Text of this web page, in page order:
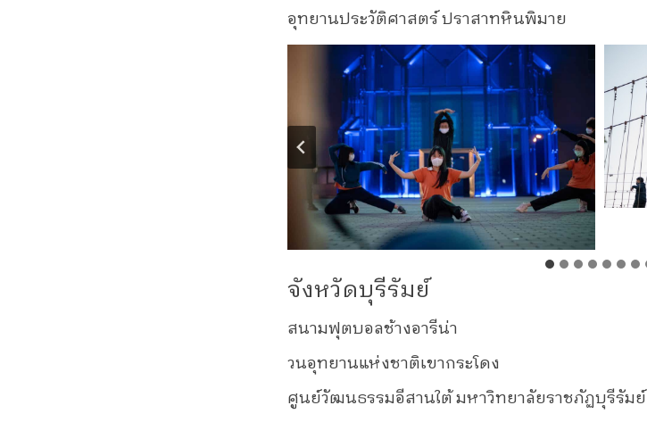
อุทยานประวัติศาสตร์ ปราสาทหินพิมาย
จังหวัดบุรีรัมย์
สนามฟุตบอลช้างอารีน่า
วนอุทยานแห่งชาติเขากระโดง
ศูนย์วัฒนธรรมอีสานใต้ มหาวิทยาลัยราชภัฏบุรีรัมย์